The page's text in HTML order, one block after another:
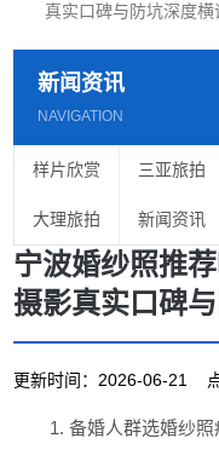
真实口碑与防坑深度横
新闻资讯
NAVIGATION
样片欣赏 三亚旅拍
大理旅拍 新闻资讯
宁波婚纱照推
摄影真实口碑
更新时间：2026-06-21
1. 备婚人群选婚纱照